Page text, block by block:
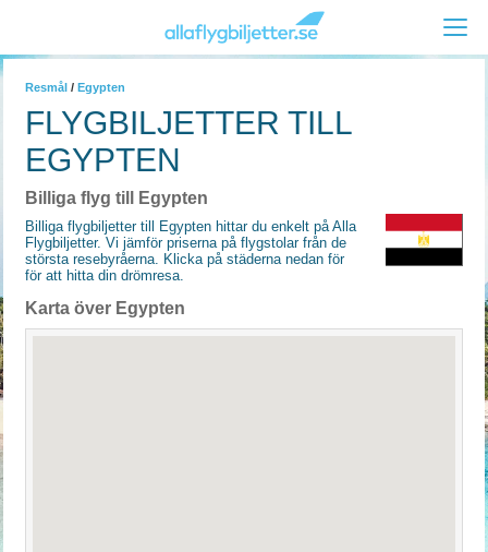
Resmål / Egypten
FLYGBILJETTER TILL
EGYPTEN
Billiga flyg till Egypten
Billiga flygbiljetter till Egypten hittar du enkelt på Alla
Flygbiljetter. Vi jämför priserna på flygstolar från de
största resebyråerna. Klicka på städerna nedan för
för att hitta din drömresa.
Karta över Egypten